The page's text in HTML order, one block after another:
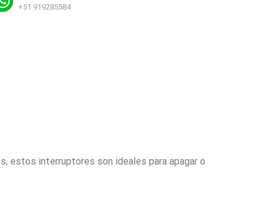
+51 919285584
estos interruptores son ideales para apagar o